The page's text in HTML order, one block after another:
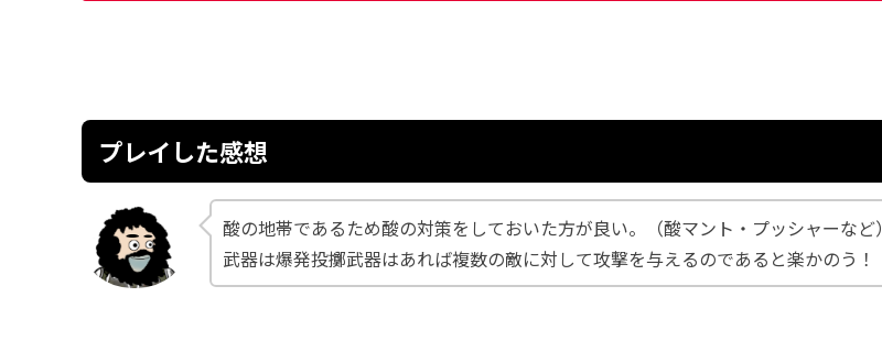
プレイした感想
酸の地帯であるため酸の対策をしておいた方が良い。（酸マント・プッシャーなど）
武器は爆発投擲武器はあれば複数の敵に対して攻撃を与えるのであると楽かのう！